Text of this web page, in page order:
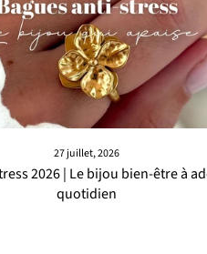
27 juillet, 2026
2026 | Le bijou bien-être à
quotidien